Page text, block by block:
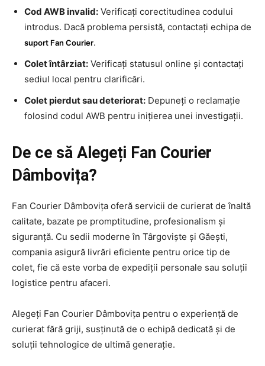
Cod AWB invalid: Verificați corectitudinea codului
introdus. Dacă problema persistă, contactați echipa de
suport Fan Courier.
Colet întârziat: Verificați statusul online și contactați
sediul local pentru clarificări.
Colet pierdut sau deteriorat: Depuneți o reclamație
folosind codul AWB pentru inițierea unei investigații.
De ce să Alegeți Fan Courier
Dâmbovița?
Fan Courier Dâmbovița oferă servicii de curierat de înaltă
calitate, bazate pe promptitudine, profesionalism și
siguranță. Cu sedii moderne în Târgoviște și Găești,
compania asigură livrări eficiente pentru orice tip de
colet, fie că este vorba de expediții personale sau soluții
logistice pentru afaceri.
Alegeți Fan Courier Dâmbovița pentru o experiență de
curierat fără griji, susținută de o echipă dedicată și de
soluții tehnologice de ultimă generație.